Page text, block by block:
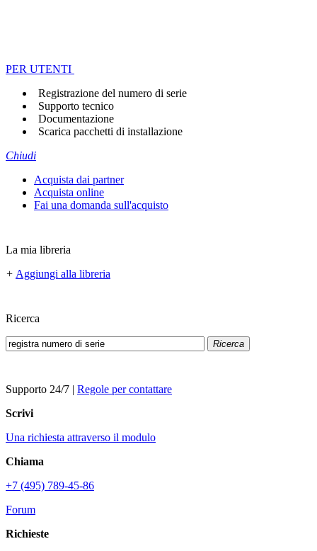
PER UTENTI
Registrazione del numero di serie
Supporto tecnico
Documentazione
Scarica pacchetti di installazione
Chiudi
Acquista dai partner
Acquista online
Fai una domanda sull'acquisto
La mia libreria
+ Aggiungi alla libreria
Ricerca
Ricerca
Supporto 24/7 | Regole per contattare
Scrivi
Una richiesta attraverso il modulo
Chiama
+7 (495) 789-45-86
Forum
Richieste